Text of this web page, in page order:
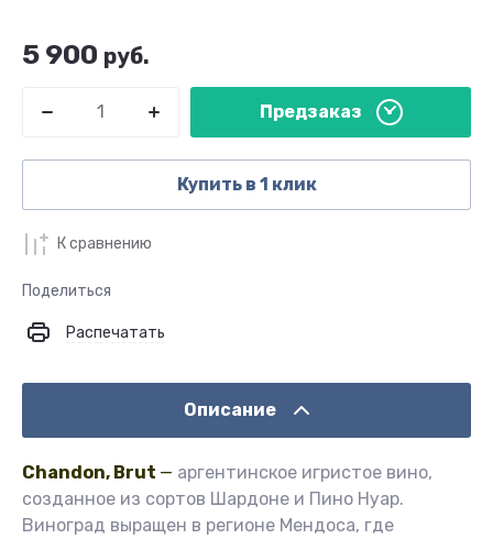
5 900 руб.
Предзаказ
Купить в 1 клик
К сравнению
Поделиться
Распечатать
Описание
Chandon, Brut — аргентинское игристое вино,
созданное из сортов Шардоне и Пино Нуар.
Виноград выращен в регионе Мендоса, где